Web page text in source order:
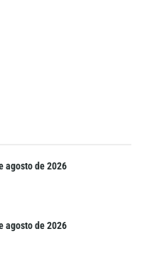
agosto de 2026
agosto de 2026